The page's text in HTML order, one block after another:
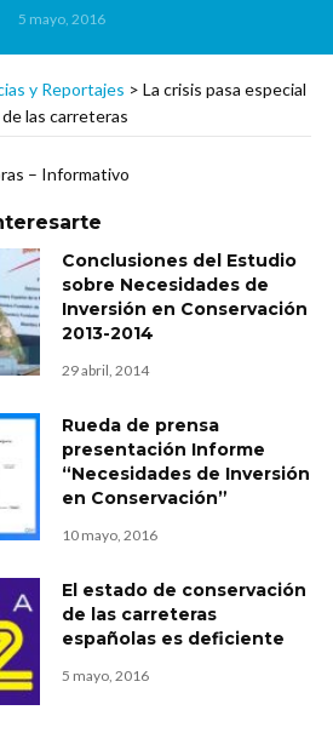
5 mayo, 2016
y Reportajes > La crisis pasa especial
las carreteras
– Informativo
Conclusiones del Estudio
sobre Necesidades de
Inversión en Conservación
2013-2014
29 abril, 2014
Rueda de prensa
presentación Informe
“Necesidades de Inversión
en Conservación”
10 mayo, 2016
El estado de conservación
de las carreteras
españolas es deficiente
5 mayo, 2016